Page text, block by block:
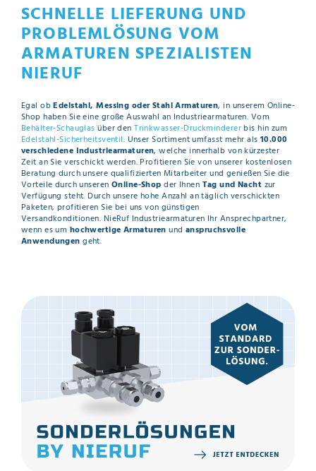
SCHNELLE LIEFERUNG UND
PROBLEMLÖSUNG VOM
ARMATUREN SPEZIALISTEN
NIERUF
Egal obEdelstahl, Messing oder Stahl Armaturen, in unserem Online-
Shop haben Sie eine große Auswahl an Industriearmaturen. Vom
Behälter-Schauglas über denTrinkwasser-Druckmindererbis hin zum
Edelstahl-Sicherheitsventil. Unser Sortiment umfasst mehr als 10.000
verschiedene Industriearmaturen, welche innerhalb von kürzester
Zeit an Sie verschickt werden. Profitieren Sie von unserer kostenlosen
Beratung durch unsere qualifizierten Mitarbeiter und genießen Sie die
Vorteile durch unseren Online-Shop der Ihnen Tag und Nacht zur
Verfügung steht. Durch unsere hohe Anzahl an täglich verschickten
Paketen, profitieren Sie bei uns von günstigen
Versandkonditionen. NieRuf Industriearmaturen Ihr Ansprechpartner,
wenn es um hochwertige Armaturen undanspruchsvolle
Anwendungen geht.